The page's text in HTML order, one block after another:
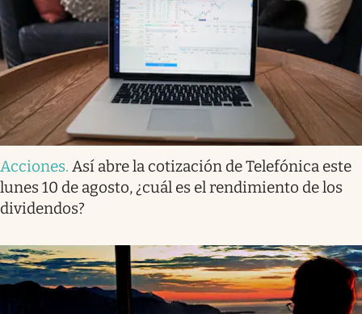
Acciones. Así abre la cotización de Telefónica este
lunes 10 de agosto, ¿cuál es el rendimiento de los
dividendos?